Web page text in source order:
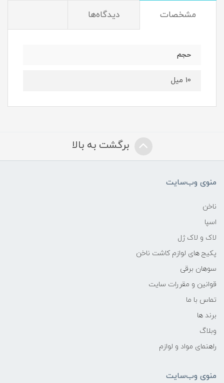
مشخصات دیدگاه‌ها
حجم
10 میل
برگشت به بالا
منوی وب‌سایت
ناخن
اسپا
لاک و لاک ژل
پکیج های لوازم کاشت ناخن
سوهان برقی
قوانین و مقررات سایت
تماس با ما
برند ها
وبلاگ
راهنمای مواد و لوازم
منوی وب‌سایت